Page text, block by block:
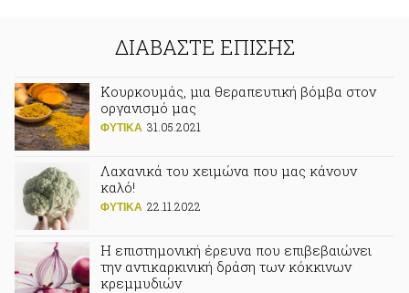
ΔΙΑΒΑΣΤΕ ΕΠΙΣΗΣ
Κουρκουμάς, μια θεραπευτική βόμβα στον
οργανισμό μας
ΦΥΤΙΚA 31.05.2021
Λαχανικά του χειμώνα που μας κάνουν
καλό!
ΦΥΤΙΚA 22.11.2022
Η επιστημονική έρευνα που επιβεβαιώνει
την αντικαρκινική δράση των κόκκινων
κρεμμυδιών